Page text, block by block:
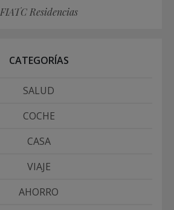
FIATC Residencias
CATEGORÍAS
SALUD
COCHE
CASA
VIAJE
AHORRO